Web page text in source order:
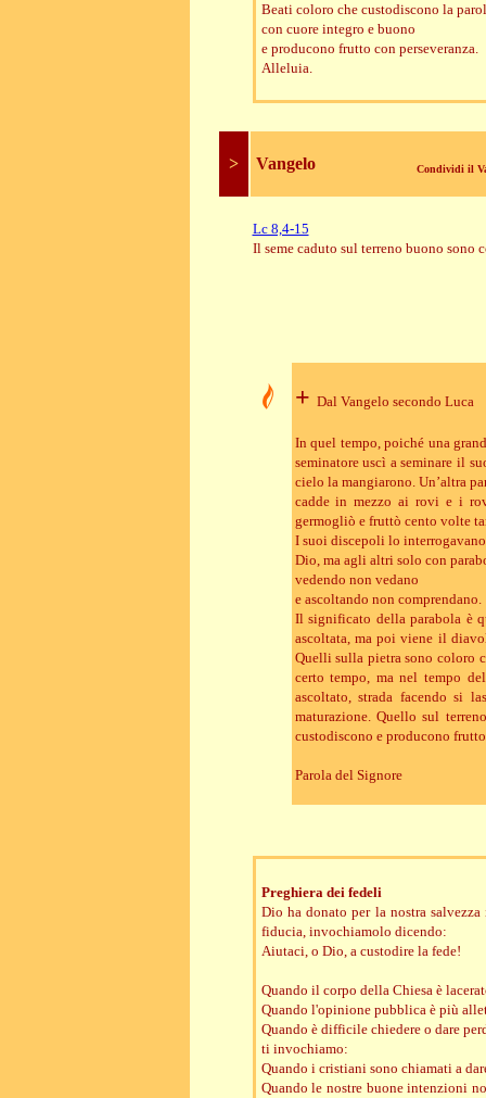
Beati coloro che custodiscono la
con cuore integro e buono
e producono frutto con perseveranza.
Alleluia.
> Vangelo Condividi il
Lc 8,4-15
Il seme caduto sul terreno buono sono
+ Dal Vangelo secondo Luca
In quel tempo, poiché una
seminatore uscì a seminare il
cielo la mangiarono. Un’altra
cadde in mezzo ai rovi e i
germogliò e fruttò cento volte
I suoi discepoli lo
Dio, ma agli altri solo con
vedendo non vedano
e ascoltando non comprendano.
Il significato della parabola è
ascoltata, ma poi viene il
Quelli sulla pietra sono coloro
certo tempo, ma nel tempo
ascoltato, strada facendo si
maturazione. Quello sul
custodiscono e producono
Parola del Signore
Preghiera dei fedeli
Dio ha donato per la nostra
fiducia, invochiamolo dicendo:
Aiutaci, o Dio, a custodire la fede!
Quando il corpo della Chiesa è
Quando l'opinione pubblica è più
Quando è difficile chiedere o dare
ti invochiamo:
Quando i cristiani sono chiamati a
Quando le nostre buone intenzioni